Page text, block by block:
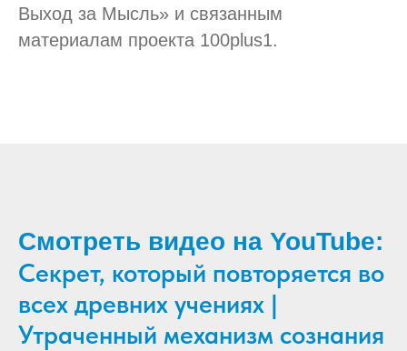
Выход за Мысль» и связанным
материалам проекта 100plus1.
Смотреть видео на YouTube:
Секрет, который повторяется во
всех древних учениях |
Утраченный механизм сознания